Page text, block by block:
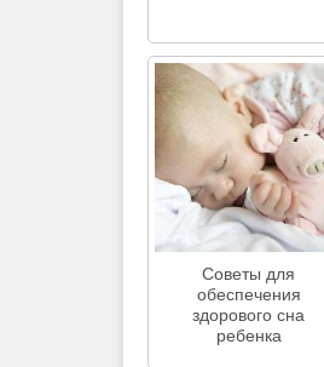
Советы для
обеспечения
здорового сна
ребенка